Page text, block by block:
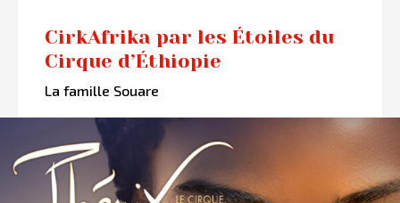
CirkAfrika par les Étoiles du
Cirque d’Éthiopie
La famille Souare